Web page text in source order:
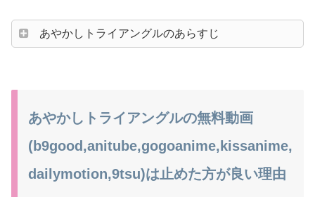
あやかしトライアングルのあらすじ
あやかしトライアングルの無料動画
(b9good,anitube,gogoanime,kissanime,
dailymotion,9tsu)は止めた方が良い理由